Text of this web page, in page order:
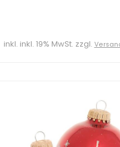
inkl. inkl. 19% MwSt. zzgl.